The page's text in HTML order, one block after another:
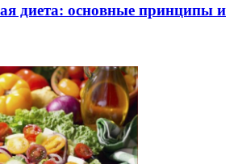
диета: основные принципы и